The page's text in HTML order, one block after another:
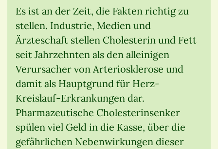
Es ist an der Zeit, die Fakten richtig zu
stellen. Industrie, Medien und
Ärzteschaft stellen Cholesterin und Fett
seit Jahrzehnten als den alleinigen
Verursacher von Arteriosklerose und
damit als Hauptgrund für Herz-
Kreislauf-Erkrankungen dar.
Pharmazeutische Cholesterinsenker
spülen viel Geld in die Kasse, über die
gefährlichen Nebenwirkungen dieser